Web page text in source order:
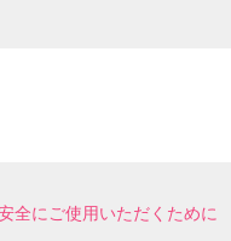
全にご使用いただくために